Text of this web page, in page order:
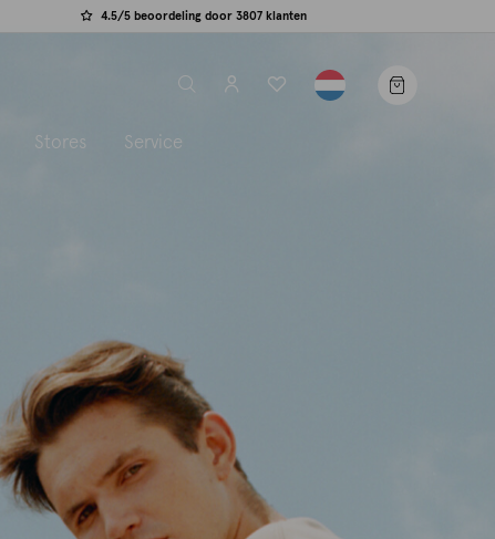
4.5/5 beoordeling door 3807 klanten
label.header.toggle
Stores Service